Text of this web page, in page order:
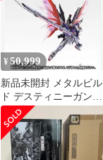
¥ 50,999
新品未開封 メタルビル
ド デスティニーガンダ
ム SOUL RED Ver.